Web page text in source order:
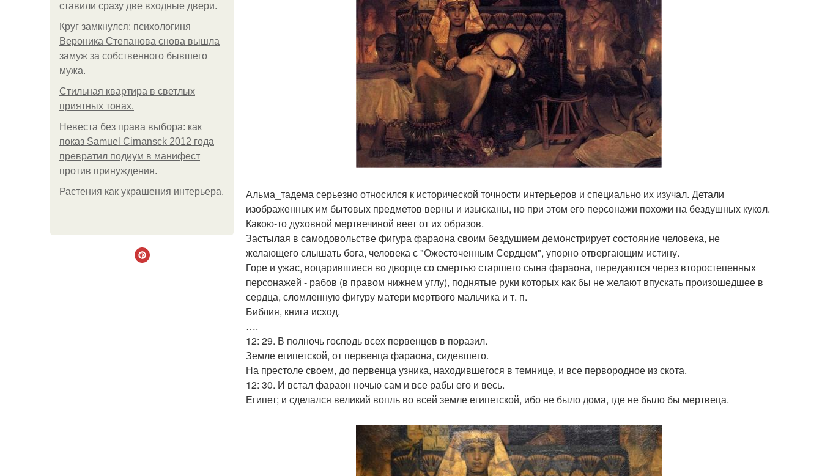
ставили сразу две входные двери.
Круг замкнулся: психологиня
Вероника Степанова снова вышла
замуж за собственного бывшего
мужа.
Стильная квартира в светлых
приятных тонах.
Невеста без права выбора: как
показ Samuel Cirnansck 2012 года
превратил подиум в манифест
против принуждения.
Растения как украшения интерьера.
Альма_тадема серьезно относился к исторической точности интерьеров и специально их изучал. Детали
изображенных им бытовых предметов верны и изысканы, но при этом его персонажи похожи на бездушных кукол.
Какою-то духовной мертвечиной веет от их образов.
Застылая в самодовольстве фигура фараона своим бездушием демонстрирует состояние человека, не
желающего слышать бога, человека с "Ожесточенным Сердцем", упорно отвергающим истину.
Горе и ужас, воцарившиеся во дворце со смертью старшего сына фараона, передаются через второстепенных
персонажей - рабов (в правом нижнем углу), поднятые руки которых как бы не желают впускать произошедшее в
сердца, сломленную фигуру матери мертвого мальчика и т. п.
Библия, книга исход.
….
12: 29. В полночь господь всех первенцев в поразил.
Земле египетской, от первенца фараона, сидевшего.
На престоле своем, до первенца узника, находившегося в темнице, и все первородное из скота.
12: 30. И встал фараон ночью сам и все рабы его и весь.
Египет; и сделался великий вопль во всей земле египетской, ибо не было дома, где не было бы мертвеца.